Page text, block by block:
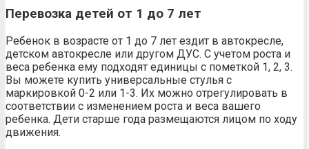
Перевозка детей от 1 до 7 лет
Ребенок в возрасте от 1 до 7 лет ездит в автокресле,
детском автокресле или другом ДУС. С учетом роста и
веса ребенка ему подходят единицы с пометкой 1, 2, 3.
Вы можете купить универсальные стулья с
маркировкой 0-2 или 1-3. Их можно отрегулировать в
соответствии с изменением роста и веса вашего
ребенка. Дети старше года размещаются лицом по ходу
движения.